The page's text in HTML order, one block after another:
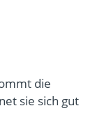
die
sie sich gut